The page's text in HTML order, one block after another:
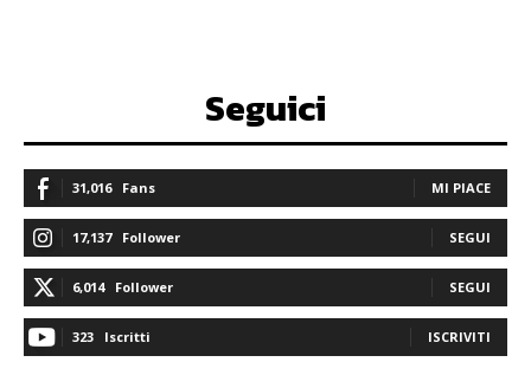
Seguici
31,016 Fans MI PIACE
17,137 Follower SEGUI
6,014 Follower SEGUI
323 Iscritti ISCRIVITI